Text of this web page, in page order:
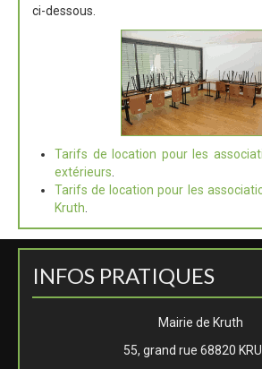
ci-dessous.
Tarifs de location pour les
extérieurs
Tarifs de location pour les
Kruth
INFOS PRATIQUES
Mairie de Kruth
55, grand rue 68820